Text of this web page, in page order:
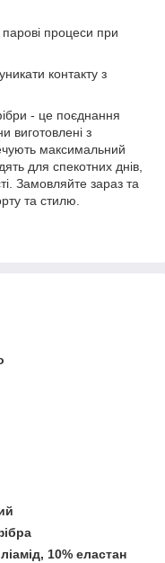
процеси при
контакту з
- це поєднання
виготовлені з
максимальний
для спекотних днів,
Замовляйте зараз та
та стилю.
10% еластан